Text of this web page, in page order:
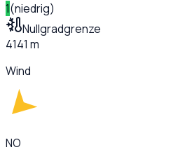
1(niedrig)
Nullgradgrenze
4141 m
Wind
NO